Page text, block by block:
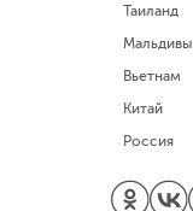
Таиланд
Мальдивы
Вьетнам
Китай
Россия